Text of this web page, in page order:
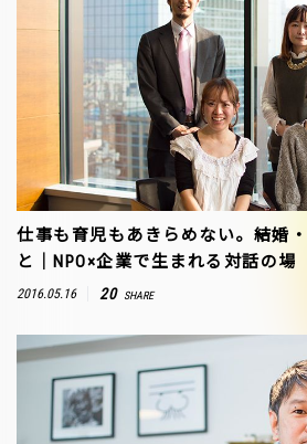
仕事も育児もあきらめない。結婚
と｜NPO×企業で生まれる対話の場
2016.05.16 20 SHARE